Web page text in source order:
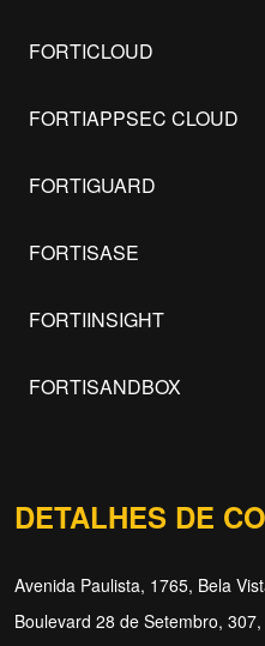
FORTICLOUD
FORTIAPPSEC CLOUD
FORTIGUARD
FORTISASE
FORTIINSIGHT
FORTISANDBOX
DETALHES DE
Avenida Paulista, 1765, Bela
Boulevard 28 de Setembro,